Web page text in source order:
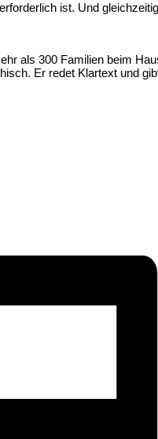
ist. Und
als 300 Familien beim
Er redet Klartext und